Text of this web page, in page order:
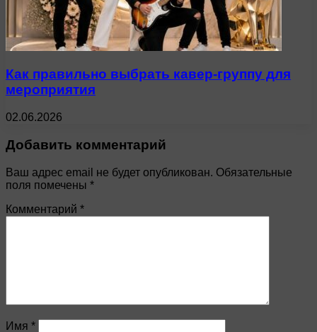
Как правильно выбрать кавер-группу для
мероприятия
02.06.2026
Добавить комментарий
Ваш адрес email не будет опубликован. Обязательные
поля помечены *
Комментарий *
Имя *